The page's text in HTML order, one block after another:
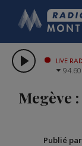
LIVE
94.60
Megève
Publié